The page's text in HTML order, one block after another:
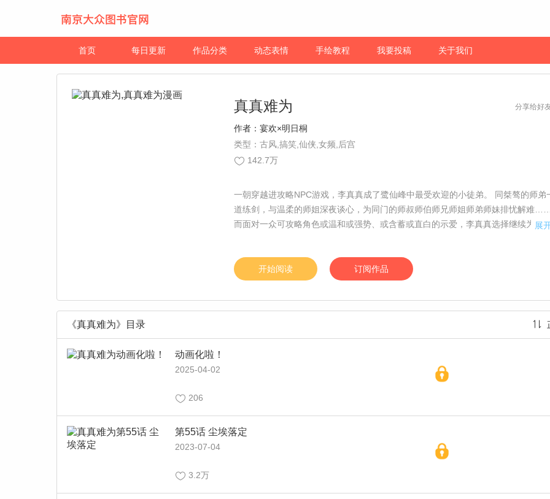
首页 每日更新 作品分类 动态表情 手绘教程 我要投稿 关于我们
真真难为 分享给好
作者： 宴欢×明日桐
类型：古风,搞笑,仙侠,女频,后宫
142.7万
一朝穿越进攻略NPC游戏，李真真成了鹭仙峰中最受欢迎的小徒弟。 同桀骜的师弟
道练剑，与温柔的师姐深夜谈心，为同门的师叔师伯师兄师姐师弟师妹排忧解难
而面对一众可攻略角色或温和或强势、或含蓄或直白的示爱，李真真选择继续为了
展
开始阅读 订阅作品
《真真难为》目录
动画化啦！
2025-04-02
206
第55话 尘埃落定
2023-07-04
3.2万